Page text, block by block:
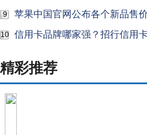
9 苹果中国官网公布各个新品售
10 信用卡品牌哪家强？招行信用
精彩推荐